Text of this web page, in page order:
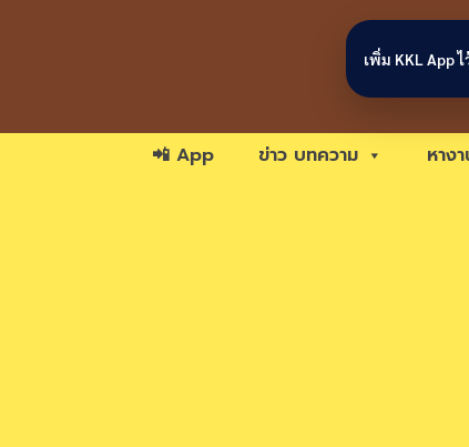
📲 App ข่าว บทความ หาง
เพิ่ม KKL App